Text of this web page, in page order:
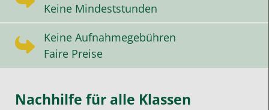
Keine Mindeststunden
Keine Aufnahmegebühren
Faire Preise
Nachhilfe für alle Klassen